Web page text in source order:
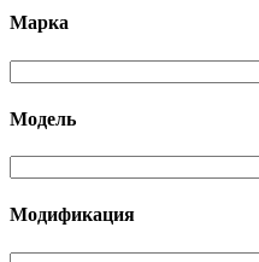
Марка
Модель
Модификация